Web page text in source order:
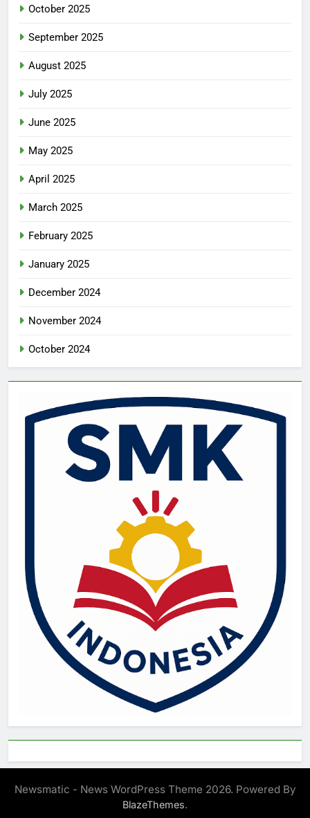
October 2025
September 2025
August 2025
July 2025
June 2025
May 2025
April 2025
March 2025
February 2025
January 2025
December 2024
November 2024
October 2024
Newsmatic - News WordPress Theme 2026. Powered By
BlazeThemes.